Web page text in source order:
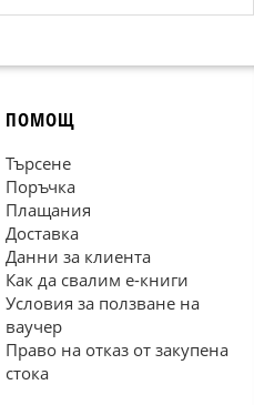
ПОМОЩ
Търсене
Поръчка
Плащания
Доставка
Данни за клиента
Как да свалим е-книги
Условия за ползване на
ваучер
Право на отказ от закупена
стока